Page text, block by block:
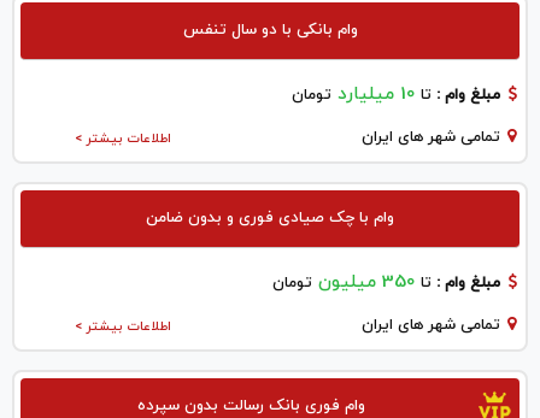
وام بانکی با دو سال تنفس
مبلغ وام : تا 10 میلیارد تومان
اطلاعات بیشتر > تمامی شهر های ایران
وام با چک صیادی فوری و بدون ضامن
مبلغ وام : تا 350 میلیون تومان
اطلاعات بیشتر > تمامی شهر های ایران
وام فوری بانک رسالت بدون سپرده